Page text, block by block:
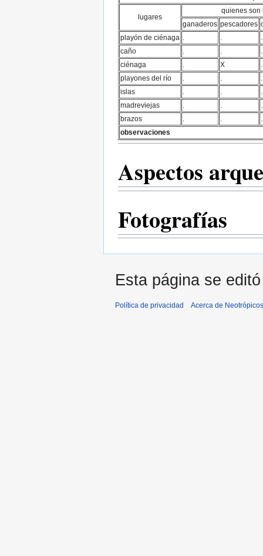
lugares
quienes son
ganaderos pescadores
playón de ciénaga
caño
ciénaga
X
playones del río
islas
madreviejas
brazos
observaciones
Aspectos
Fotografías
Esta página se
Política de privacidad Acerca de Neotrópicos